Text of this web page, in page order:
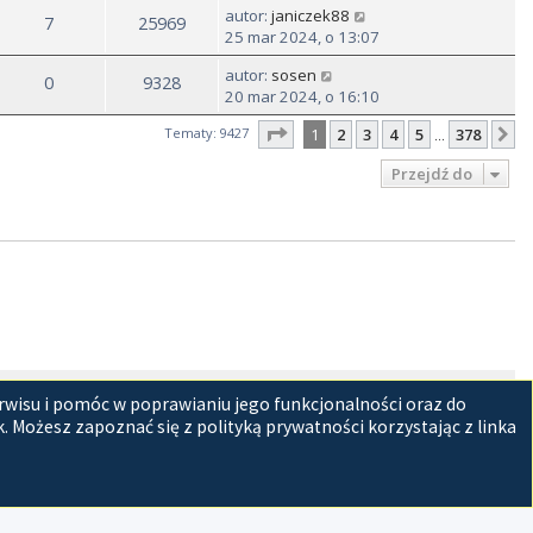
7 25969 autor: janiczek88
25 mar 2024, o 13:07
0 9328 autor: sosen
20 mar 2024, o 16:10
Tematy: 9427 Strona1 z378
1 2 3 4 5 378
Przejdź do
i pomóc w poprawianiu jego funkcjonalności oraz do
zapoznać się z polityką prywatności korzystając z linka
Strefa czasowa UTC+02:00
Usuń ciasteczka witryny